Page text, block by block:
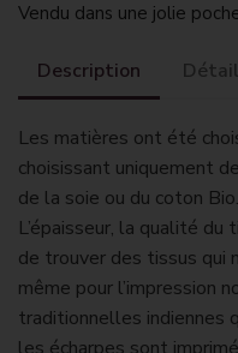
Vendu dans une jolie
Description
Les matières ont été
choisissant uniquement
de la soie ou du coton Bio.
L’épaisseur, la qualité
de trouver des tissus qui
même pour l’impression
traditionnelles indiennes